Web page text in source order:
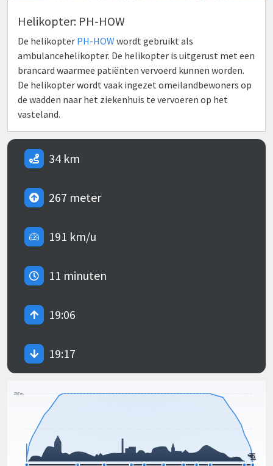
Helikopter: PH-HOW
De helikopter PH-HOW wordt gebruikt als
ambulancehelikopter. De helikopter is uitgerust met een
brancard waarmee patiënten vervoerd kunnen worden.
De helikopter wordt vaak ingezet omeilandbewoners op
de wadden naar het ziekenhuis te vervoeren op het
vasteland.
34 km
267 meter
191 km/u
11 minuten
19:06
19:17